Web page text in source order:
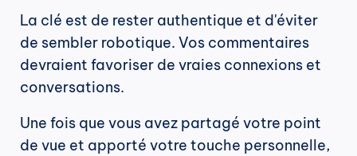
La clé est de rester authentique et d'éviter
de sembler robotique. Vos commentaires
devraient favoriser de vraies connexions et
conversations.
Une fois que vous avez partagé votre point
de vue et apporté votre touche personnelle,